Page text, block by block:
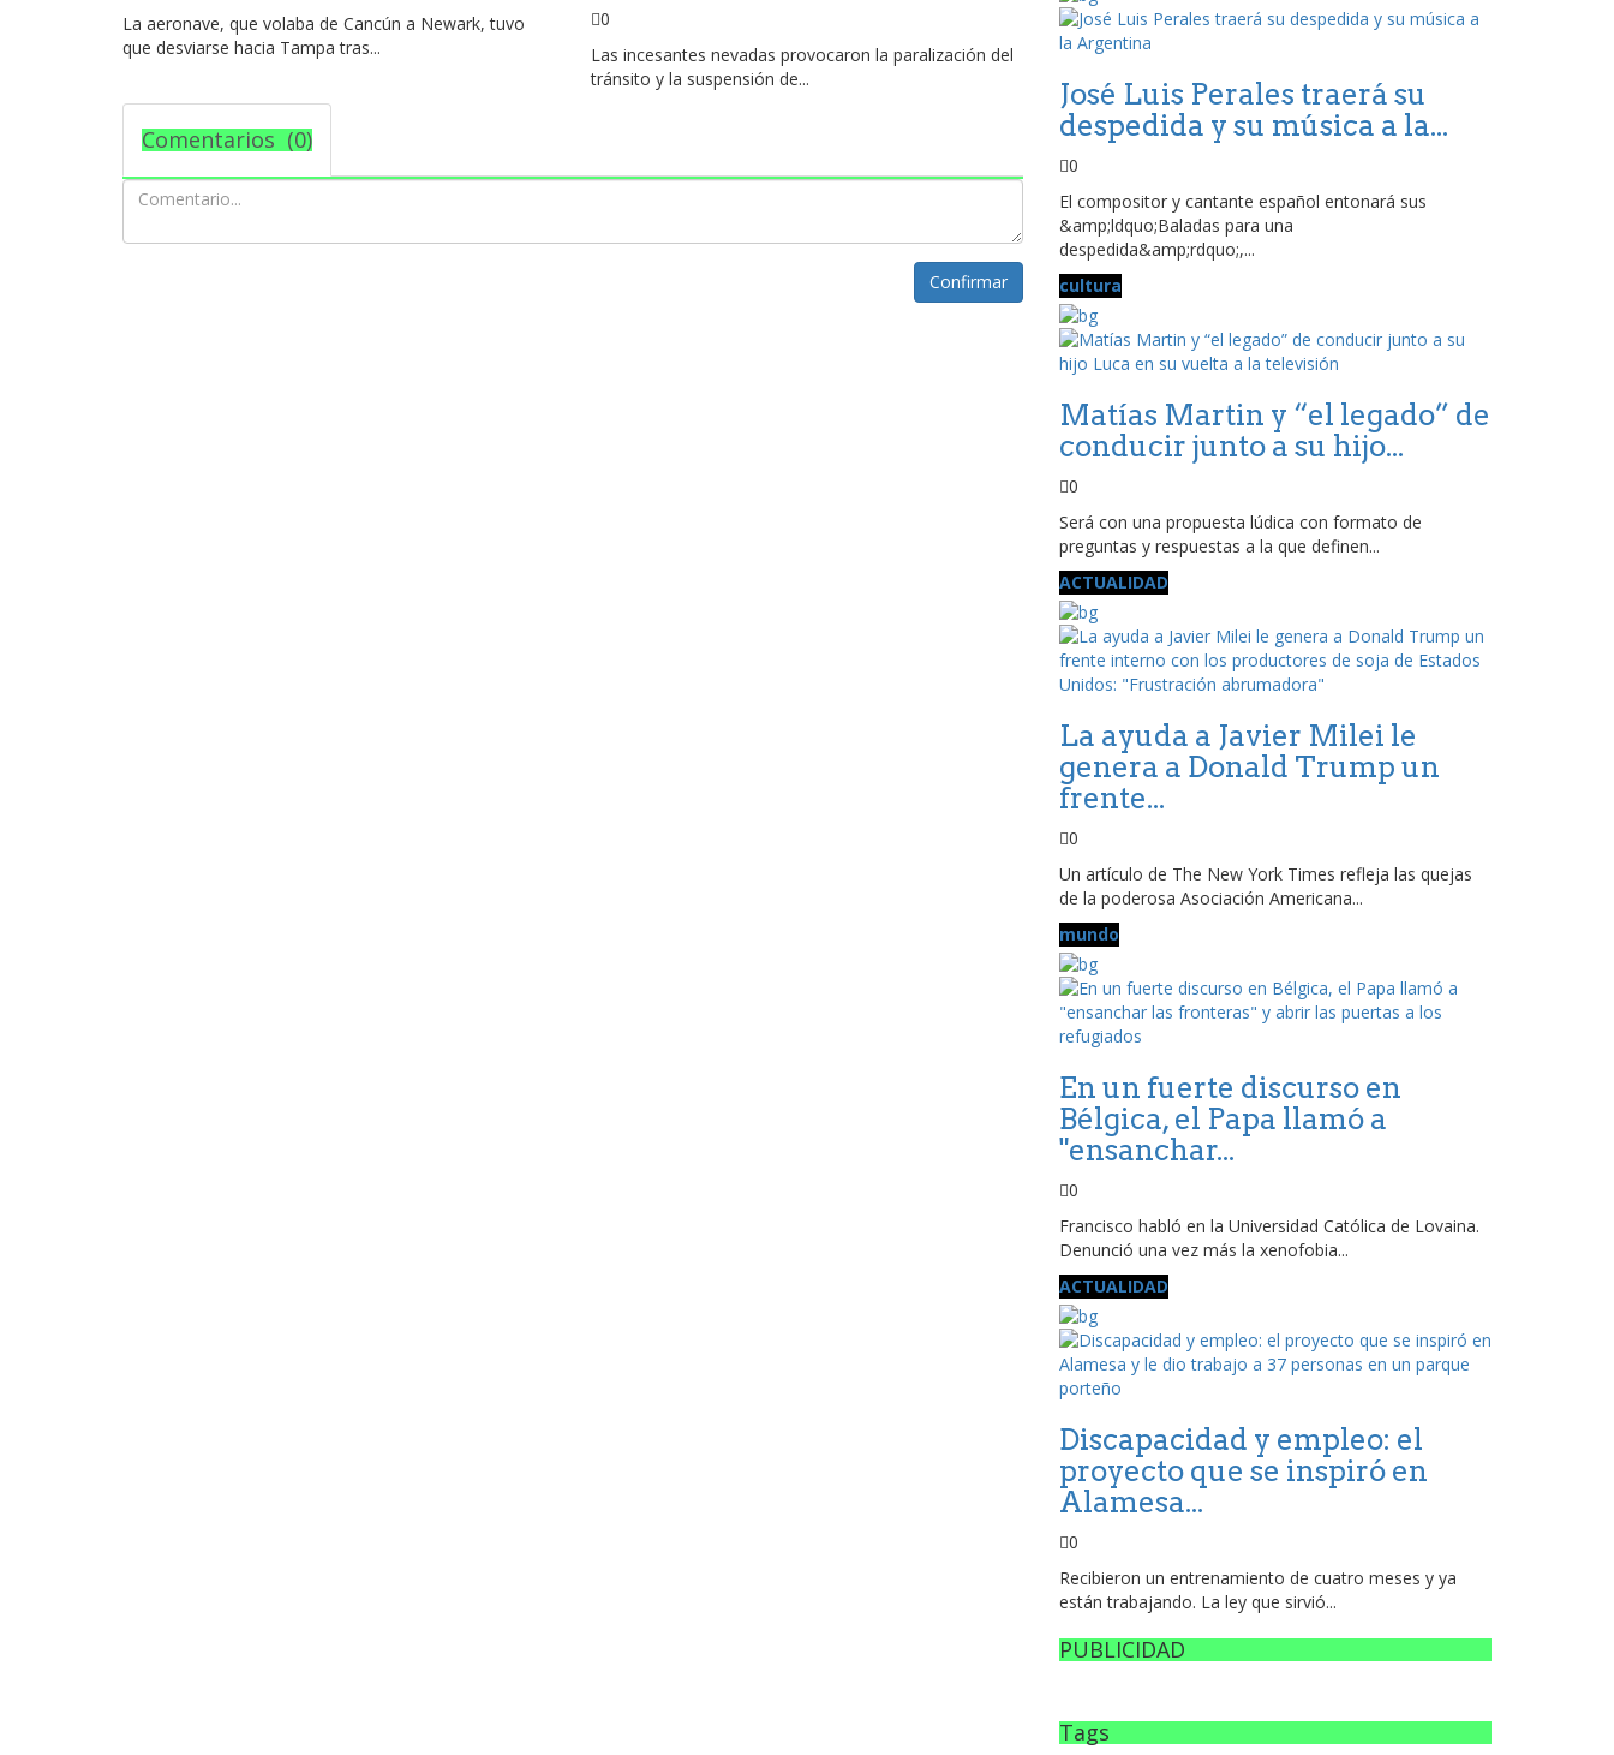
La aeronave, que volaba de Cancún a Newark, tuvo
que desviarse hacia Tampa tras...
0
Las incesantes nevadas provocaron la paralización del
tránsito y la suspensión de...
Comentarios (0)
Confirmar
José Luis Perales traerá su
despedida y su música a la...
0
El compositor y cantante español entonará sus
&amp;ldquo;Baladas para una
despedida&amp;rdquo;,...
cultura
Matías Martin y “el legado” de
conducir junto a su hijo...
0
Será con una propuesta lúdica con formato de
preguntas y respuestas a la que definen...
ACTUALIDAD
La ayuda a Javier Milei le
genera a Donald Trump un
frente...
0
Un artículo de The New York Times refleja las quejas
de la poderosa Asociación Americana...
mundo
En un fuerte discurso en
Bélgica, el Papa llamó a
"ensanchar...
0
Francisco habló en la Universidad Católica de Lovaina.
Denunció una vez más la xenofobia...
ACTUALIDAD
Discapacidad y empleo: el
proyecto que se inspiró en
Alamesa...
0
Recibieron un entrenamiento de cuatro meses y ya
están trabajando. La ley que sirvió...
PUBLICIDAD
Tags